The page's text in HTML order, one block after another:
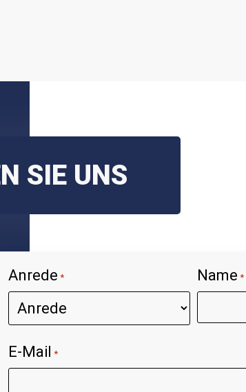
SIE UNS
Anrede * Name *
E-Mail *